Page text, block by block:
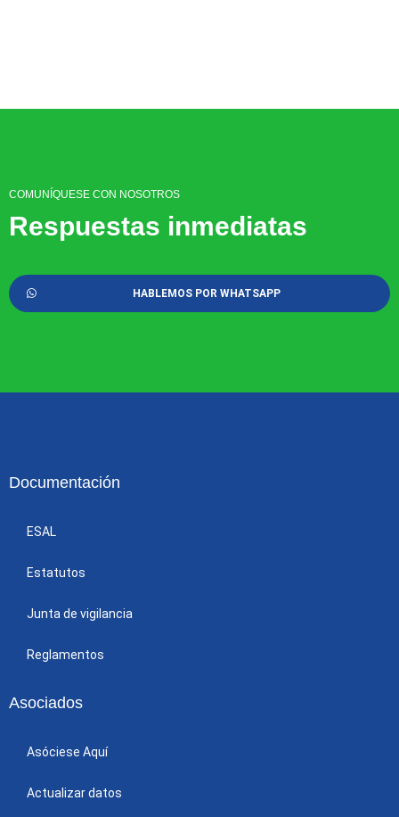
COMUNÍQUESE CON NOSOTROS
Respuestas inmediatas
HABLEMOS POR WHATSAPP
Documentación
ESAL
Estatutos
Junta de vigilancia
Reglamentos
Asociados
Asóciese Aquí
Actualizar datos